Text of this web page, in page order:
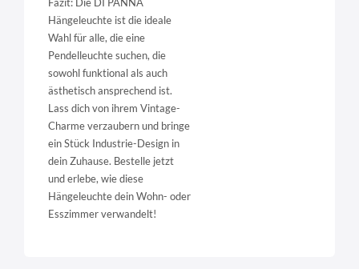
Fazit: Die DI PANNA
Hängeleuchte ist die ideale
Wahl für alle, die eine
Pendelleuchte suchen, die
sowohl funktional als auch
ästhetisch ansprechend ist.
Lass dich von ihrem Vintage-
Charme verzaubern und bringe
ein Stück Industrie-Design in
dein Zuhause. Bestelle jetzt
und erlebe, wie diese
Hängeleuchte dein Wohn- oder
Esszimmer verwandelt!